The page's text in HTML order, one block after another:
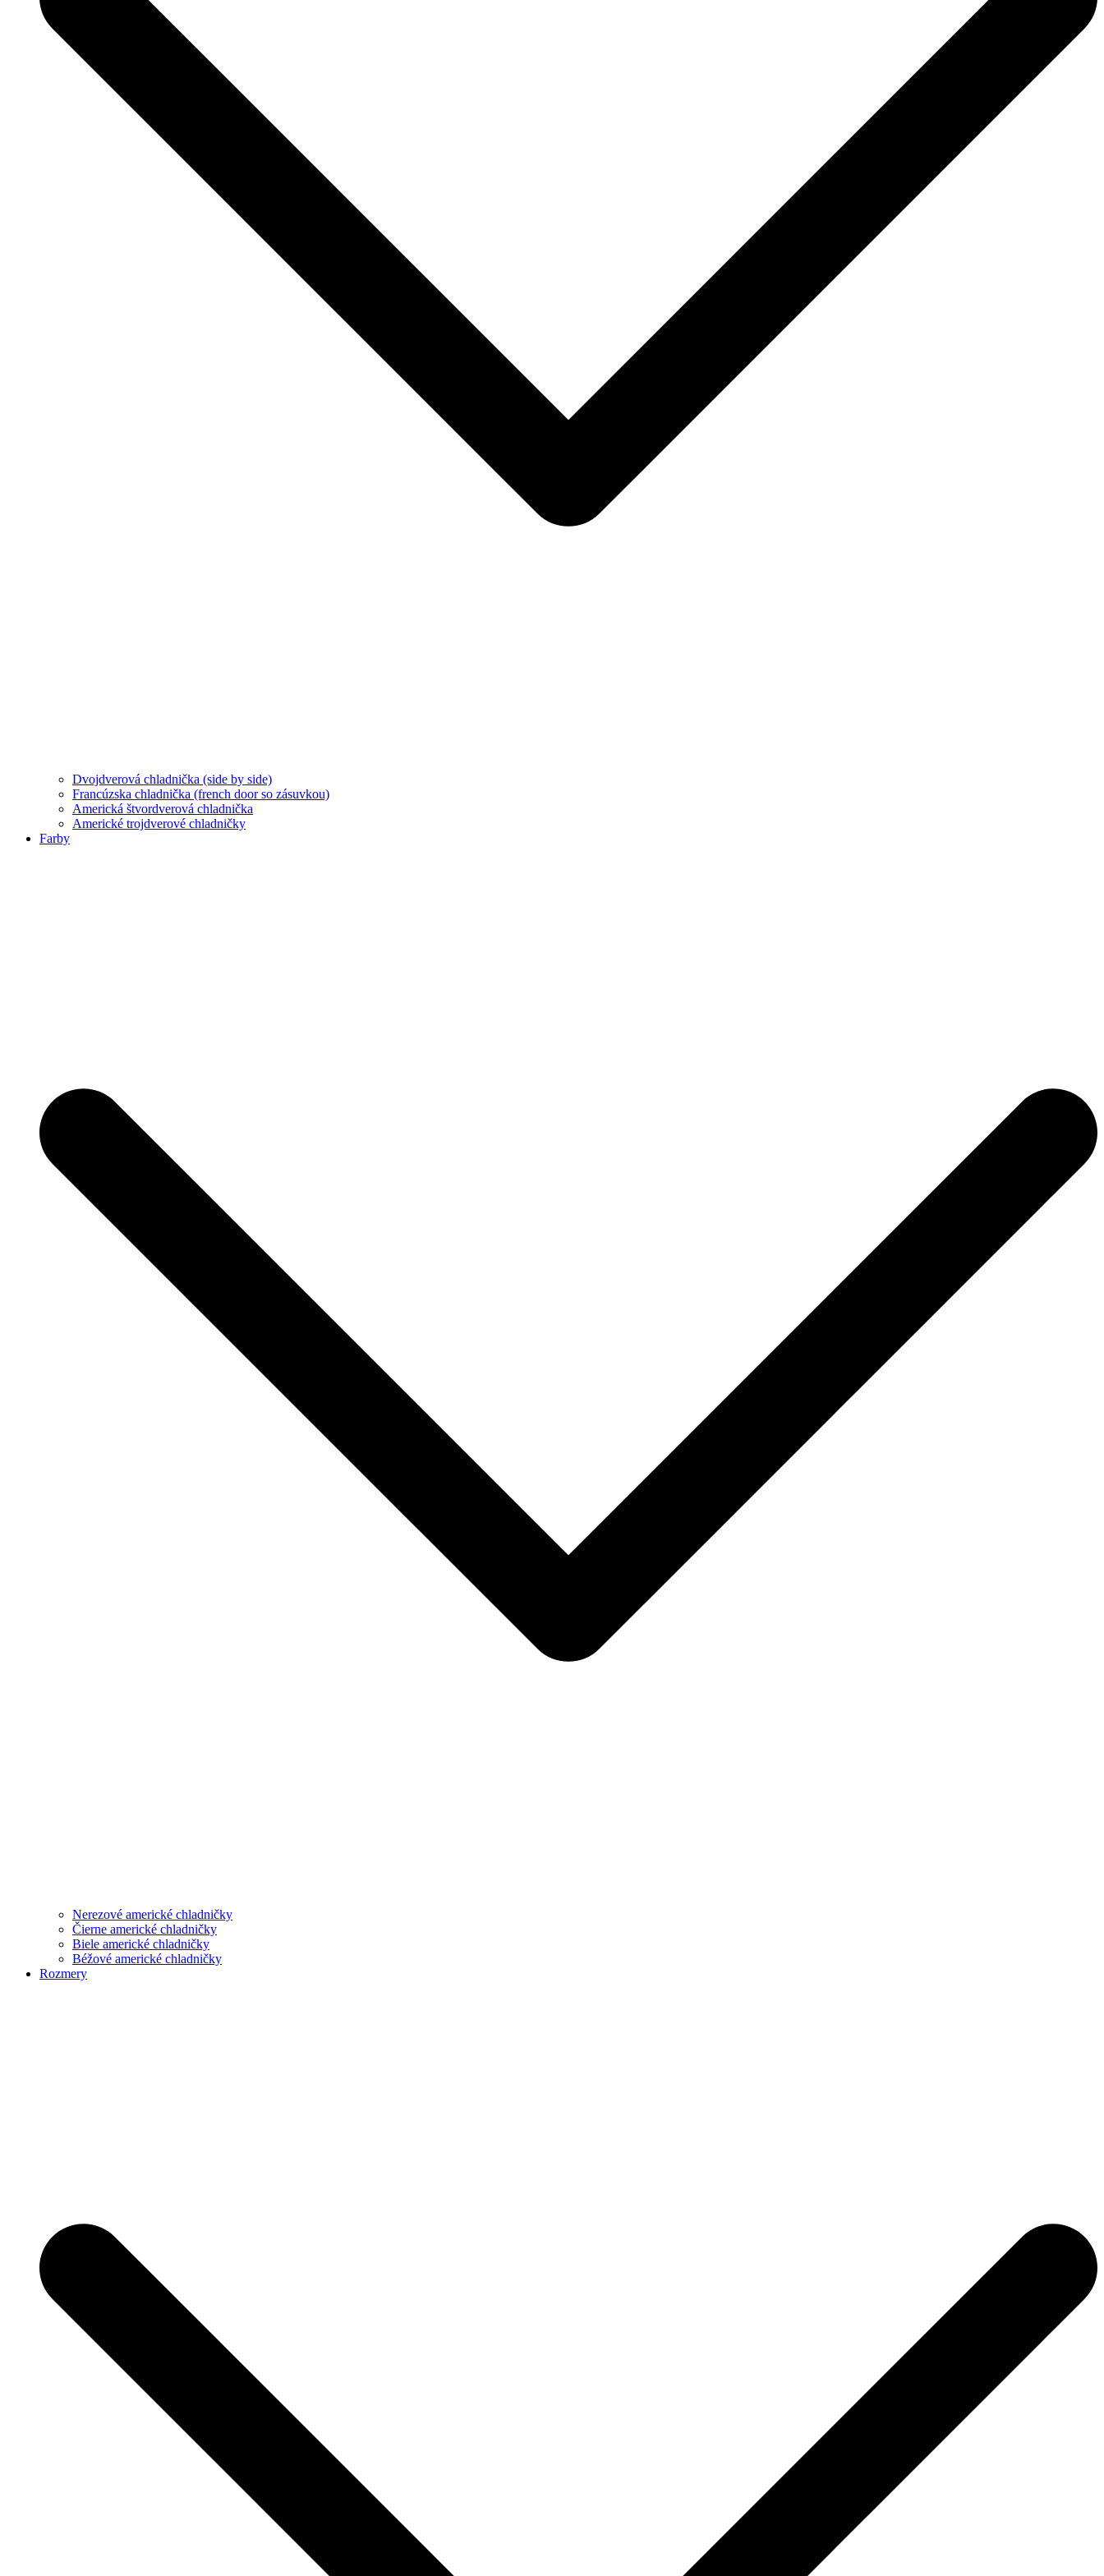
Dvojdverová chladnička (side by side)
Francúzska chladnička (french door so zásuvkou)
Americká štvordverová chladnička
Americké trojdverové chladničky
Farby
Nerezové americké chladničky
Čierne americké chladničky
Biele americké chladničky
Béžové americké chladničky
Rozmery